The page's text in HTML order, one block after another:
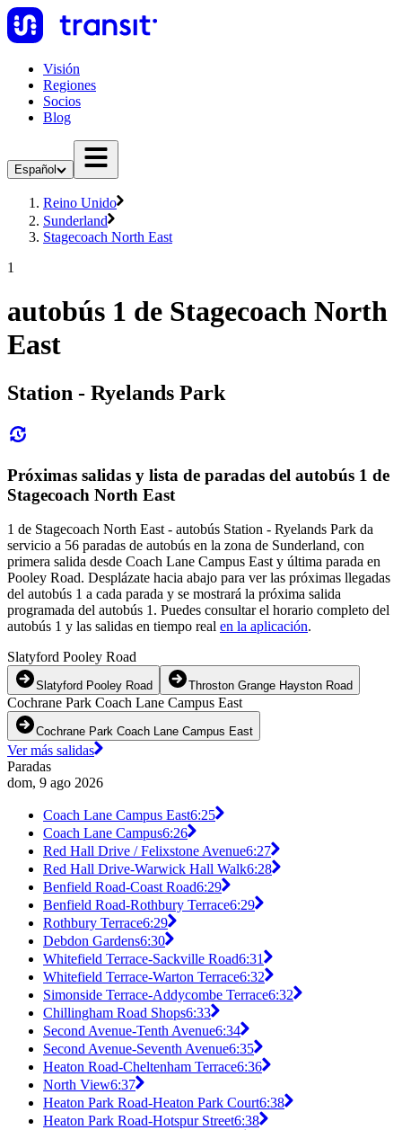
Visión
Regiones
Socios
Blog
Español
Reino Unido
Sunderland
Stagecoach North East
1
autobús 1 de Stagecoach North
East
Station - Ryelands Park
Próximas salidas y lista de paradas del autobús 1 de
Stagecoach North East
1 de Stagecoach North East - autobús Station - Ryelands Park da
servicio a 56 paradas de autobús en la zona de Sunderland, con
primera salida desde Coach Lane Campus East y última parada en
Pooley Road. Desplázate hacia abajo para ver las próximas llegadas
del autobús 1 a cada parada y se mostrará la próxima salida
programada del autobús 1. Puedes consultar el horario completo del
autobús 1 y las salidas en tiempo real en la aplicación.
Slatyford Pooley Road
Slatyford Pooley Road Throston Grange Hayston Road
Cochrane Park Coach Lane Campus East
Cochrane Park Coach Lane Campus East
Ver más salidas
Paradas
dom, 9 ago 2026
Coach Lane Campus East6:25
Coach Lane Campus6:26
Red Hall Drive / Felixstone Avenue6:27
Red Hall Drive-Warwick Hall Walk6:28
Benfield Road-Coast Road6:29
Benfield Road-Rothbury Terrace6:29
Rothbury Terrace6:29
Debdon Gardens6:30
Whitefield Terrace-Sackville Road6:31
Whitefield Terrace-Warton Terrace6:32
Simonside Terrace-Addycombe Terrace6:32
Chillingham Road Shops6:33
Second Avenue-Tenth Avenue6:34
Second Avenue-Seventh Avenue6:35
Heaton Road-Cheltenham Terrace6:36
North View6:37
Heaton Park Road-Heaton Park Court6:38
Heaton Park Road-Hotspur Street6:38